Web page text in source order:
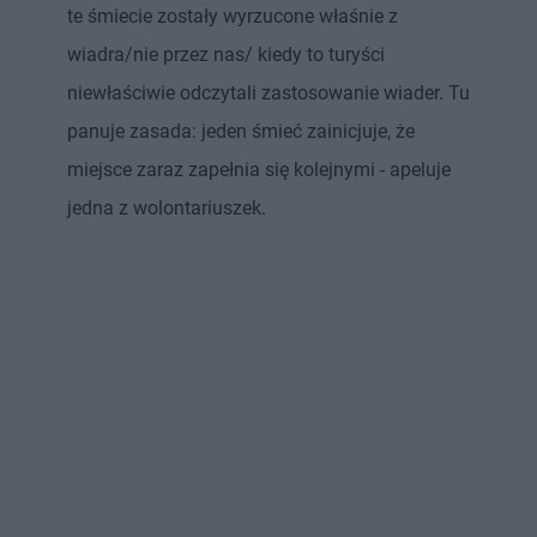
te śmiecie zostały wyrzucone właśnie z
wiadra/nie przez nas/ kiedy to turyści
niewłaściwie odczytali zastosowanie wiader. Tu
panuje zasada: jeden śmieć zainicjuje, że
miejsce zaraz zapełnia się kolejnymi - apeluje
jedna z wolontariuszek.